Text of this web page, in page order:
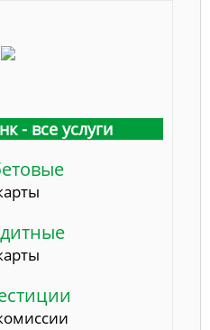
- все услуги